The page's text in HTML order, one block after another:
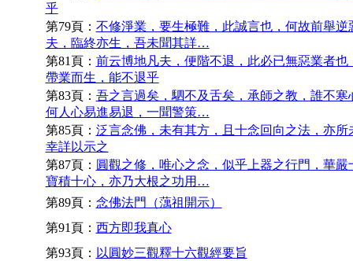
乎
第79頁： 不修淨業，要生極難，此誠言也，何故前舉逆
夫，臨終亦生，吾未聞其詳…
第81頁： 前云博地凡夫，便階不退，此必已無惡業者也
帶業而生，能不退乎
第83頁： 吾之言過矣，駟不及舌矣，承師之教，誰不寒
何人心易進易退，一聞警策…
第85頁： 泛言念佛，未有其方，且十念回向之法，亦所
幸詳以示之
第87頁： 圓觀之修，唯心之念，似乎上器之行門，華嚴
寶積十心，亦乃大根之功用…
第89頁： 念佛法門（蕅祖開示）
第91頁： 西方即我真心
第93頁： 以圓妙三觀釋十六觀經要旨